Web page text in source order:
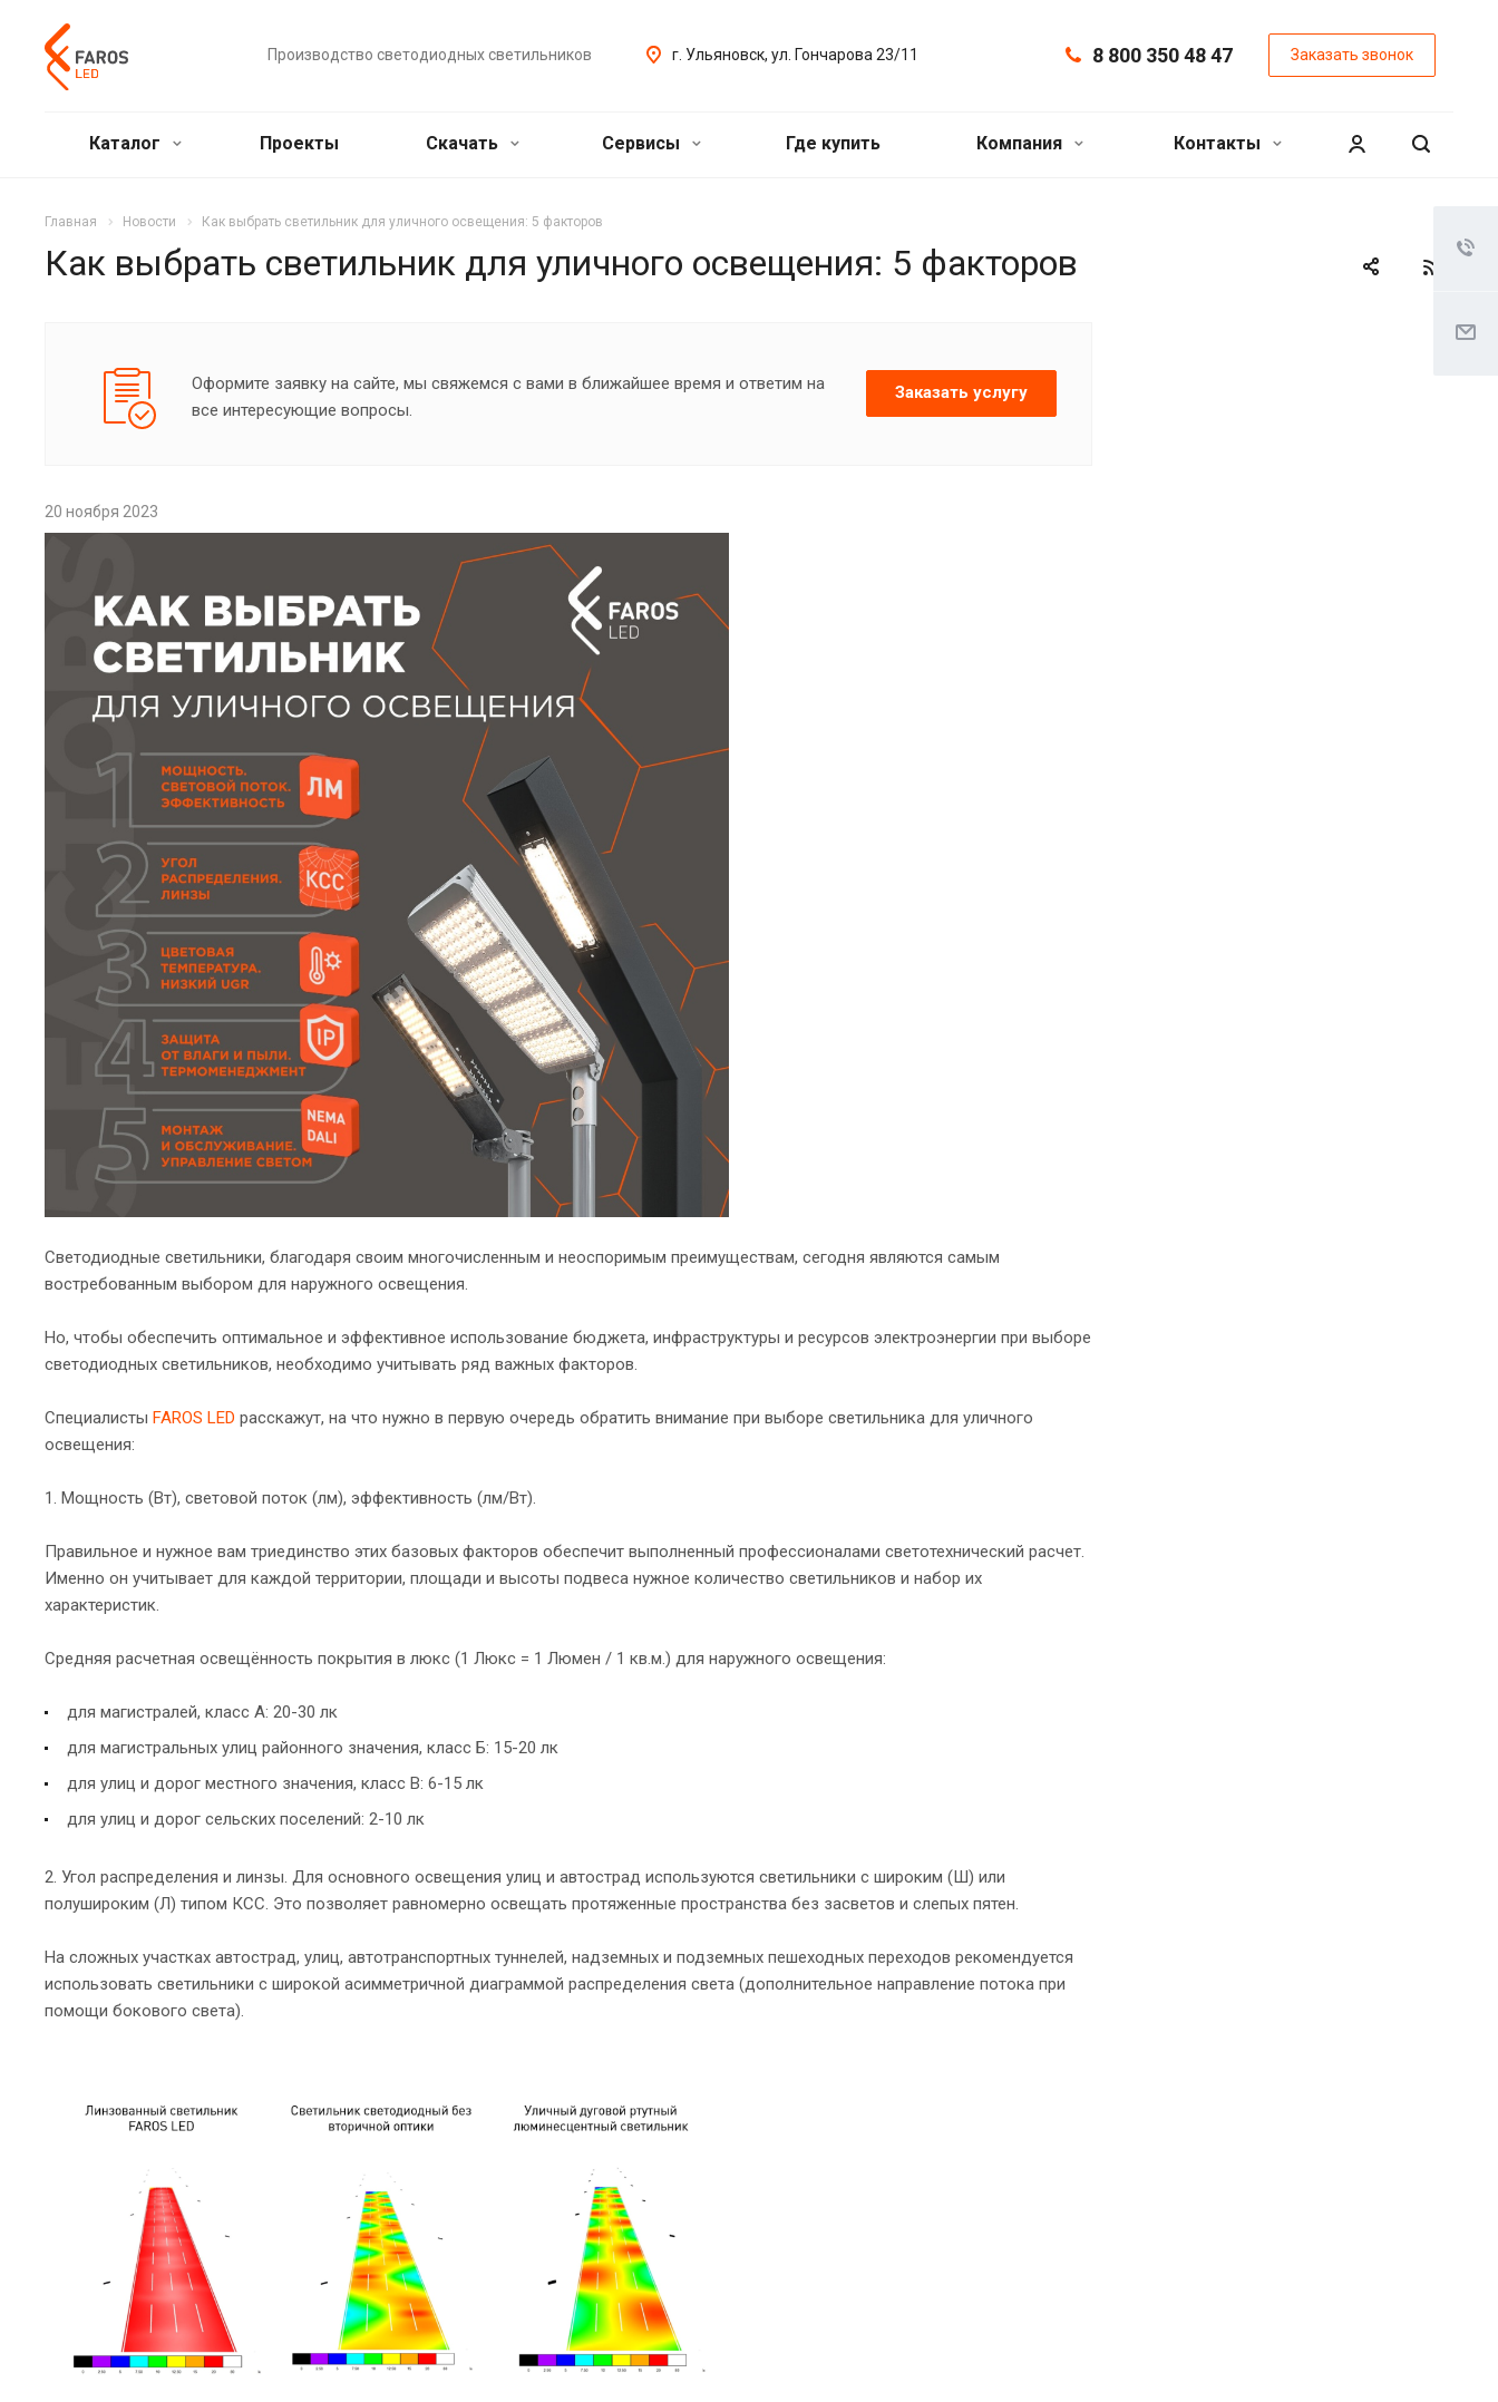
Производство светодиодных светильников г. Ульяновск, ул. Гончарова 23/11 8 800 350 48 47 Заказать звонок
Каталог Проекты Скачать Сервисы Где купить Компания Контакты
Главная Новости Как выбрать светильник для уличного освещения: 5 факторов
Как выбрать светильник для уличного освещения: 5 факторов
Оформите заявку на сайте, мы свяжемся с вами в ближайшее время и ответим на
все интересующие вопросы.
Заказать услугу
20 ноября 2023
Светодиодные светильники, благодаря своим многочисленным и неоспоримым преимуществам, сегодня являются самым
востребованным выбором для наружного освещения.
Но, чтобы обеспечить оптимальное и эффективное использование бюджета, инфраструктуры и ресурсов электроэнергии при выборе
светодиодных светильников, необходимо учитывать ряд важных факторов.
Специалисты FAROS LED расскажут, на что нужно в первую очередь обратить внимание при выборе светильника для уличного
освещения:
1. Мощность (Вт), световой поток (лм), эффективность (лм/Вт).
Правильное и нужное вам триединство этих базовых факторов обеспечит выполненный профессионалами светотехнический расчет.
Именно он учитывает для каждой территории, площади и высоты подвеса нужное количество светильников и набор их
характеристик.
Средняя расчетная освещённость покрытия в люкс (1 Люкс = 1 Люмен / 1 кв.м.) для наружного освещения:
для магистралей, класс А: 20-30 лк
для магистральных улиц районного значения, класс Б: 15-20 лк
для улиц и дорог местного значения, класс В: 6-15 лк
для улиц и дорог сельских поселений: 2-10 лк
2. Угол распределения и линзы. Для основного освещения улиц и автострад используются светильники с широким (Ш) или
полушироким (Л) типом КСС. Это позволяет равномерно освещать протяженные пространства без засветов и слепых пятен.
На сложных участках автострад, улиц, автотранспортных туннелей, надземных и подземных пешеходных переходов рекомендуется
использовать светильники с широкой асимметричной диаграммой распределения света (дополнительное направление потока при
помощи бокового света).